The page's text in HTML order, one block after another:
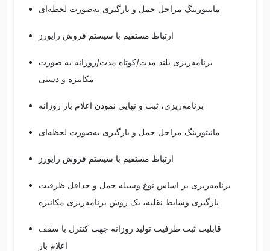
مانیتورینگ مراحل حمل و بارگیری به‌صورت لحظه‌ای
ارتباط مستقیم با سیستم فروش رایورز
برنامه‌ریزی بلند مدت/کوتاه مدت/روزانه یه صورت
مکانیزه و دستی
برنامه‌ریزی، ثبت و نهایی نمودن اعلام بار روزانه
مانیتورینگ مراحل حمل و بارگیری به‌صورت لحظه‌ای
ارتباط مستقیم با سیستم فروش رایورز
برنامه‌ریزی بر اساس نوع وسیله حمل و حداقل ظرفیت
بارگیری وسایط نقلیه، یک روش برنامه‌ریزی مکانیزه
قابلیت ثبت ظرفیت تولید روزانه جهت کنترل با سقف
اعلام بار